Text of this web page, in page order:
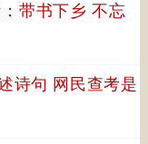
带书下乡 不忘
诗句 网民查考是